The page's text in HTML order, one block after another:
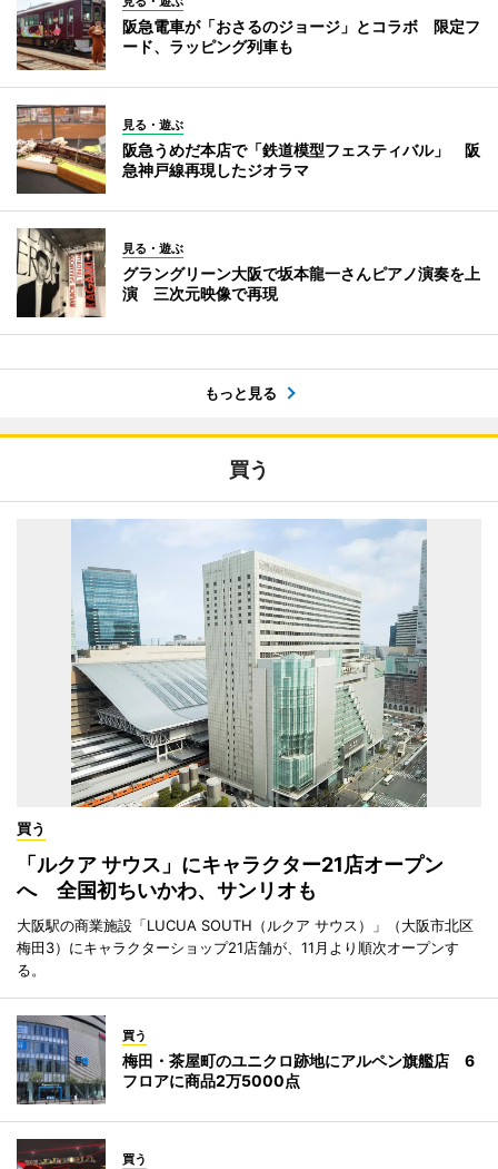
阪急電車が「おさるのジョージ」とコラボ 限定フ
ード、ラッピング列車も
見る・遊ぶ
阪急うめだ本店で「鉄道模型フェスティバル」 阪
急神戸線再現したジオラマ
見る・遊ぶ
グラングリーン大阪で坂本龍一さんピアノ演奏を上
演 三次元映像で再現
もっと見る
買う
買う
「ルクア サウス」にキャラクター21店オープン
へ 全国初ちいかわ、サンリオも
大阪駅の商業施設「LUCUA SOUTH（ルクア サウス）」（大阪市北区
梅田3）にキャラクターショップ21店舗が、11月より順次オープンす
る。
買う
梅田・茶屋町のユニクロ跡地にアルペン旗艦店 6
フロアに商品2万5000点
買う